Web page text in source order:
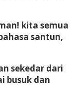
kita semua
santun,
sekedar dari
busuk dan